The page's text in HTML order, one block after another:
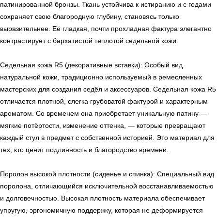
патинированной бронзы. Ткань устойчива к истиранию и с годами
сохраняет свою благородную глубину, становясь только
выразительнее. Её гладкая, почти прохладная фактура элегантно
контрастирует с бархатистой теплотой седельной кожи.
Седельная кожа R5 (декоративные вставки): Особый вид
натуральной кожи, традиционно используемый в ремесленных
мастерских для создания седёл и аксессуаров. Седельная кожа R5
отличается плотной, слегка грубоватой фактурой и характерным
ароматом. Со временем она приобретает уникальную патину —
мягкие потёртости, изменение оттенка, — которые превращают
каждый стул в предмет с собственной историей. Это материал для
тех, кто ценит подлинность и благородство времени.
Поролон высокой плотности (сиденье и спинка): Специальный вид
поролона, отличающийся исключительной восстанавливаемостью
и долговечностью. Высокая плотность материала обеспечивает
упругую, эргономичную поддержку, которая не деформируется
← Вернуться на предыдущую страницу